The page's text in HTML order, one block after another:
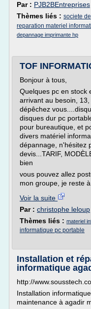
Par : PJB2BEntreprises
Thèmes liés : societe
reparation materiel
depannage imprimante hp
TOF
Bonjour à tous,
Quelques pc en stock
arrivant au besoin,
dépêchez
disques dur pc
pour bureautique, et
divers matériel
dépannage, n'hésitez
devis...TARIF,
bien
vous pouvez allez
mon groupe, je reste
Voir la suite
Par : christophe leloup
Thèmes liés : materiel
informatique pc portable
Installation et
informatique
http://
Installation
maintenance à agadir